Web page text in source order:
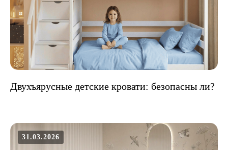
Двухъярусные детские кровати: безопасны ли?
31.03.2026